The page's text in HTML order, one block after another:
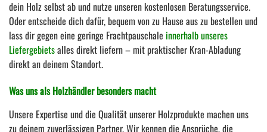
dein Holz selbst ab und nutze unseren kostenlosen Beratungsservice.
Oder entscheide dich dafür, bequem von zu Hause aus zu bestellen und
lass dir gegen eine geringe Frachtpauschale innerhalb unseres
Liefergebietsalles direkt liefern – mit praktischer Kran-Abladung
direkt an deinem Standort.
Was uns als Holzhändler besonders macht
Unsere Expertise und die Qualität unserer Holzprodukte machen uns
zu deinem zuverlässigen Partner. Wir kennen die Ansprüche, die